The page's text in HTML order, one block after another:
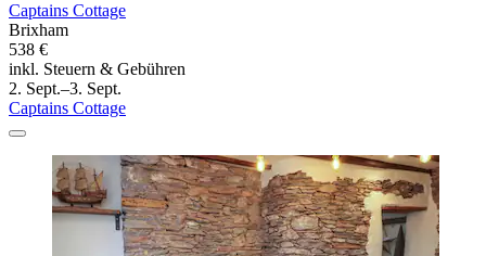
Captains Cottage
Brixham
538 €
inkl. Steuern & Gebühren
2. Sept.–3. Sept.
Captains Cottage